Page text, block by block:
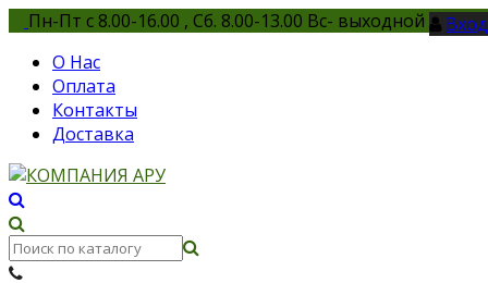
Пн-Пт с 8.00-16.00 , Сб. 8.00-13.00 Вс- выходной Вход
О Нас
Оплата
Контакты
Доставка